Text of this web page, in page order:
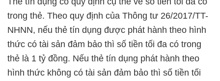
trong thẻ. Theo quy định của Thông tư 26/2017/TT-
NHNN, nếu thẻ tín dụng được phát hành theo hình
thức có tài sản đảm bảo thì số tiền tối đa có trong
thẻ là 1 tỷ đồng. Nếu thẻ tín dụng phát hành theo
hình thức không có tài sản đảm bảo thì số tiền tối